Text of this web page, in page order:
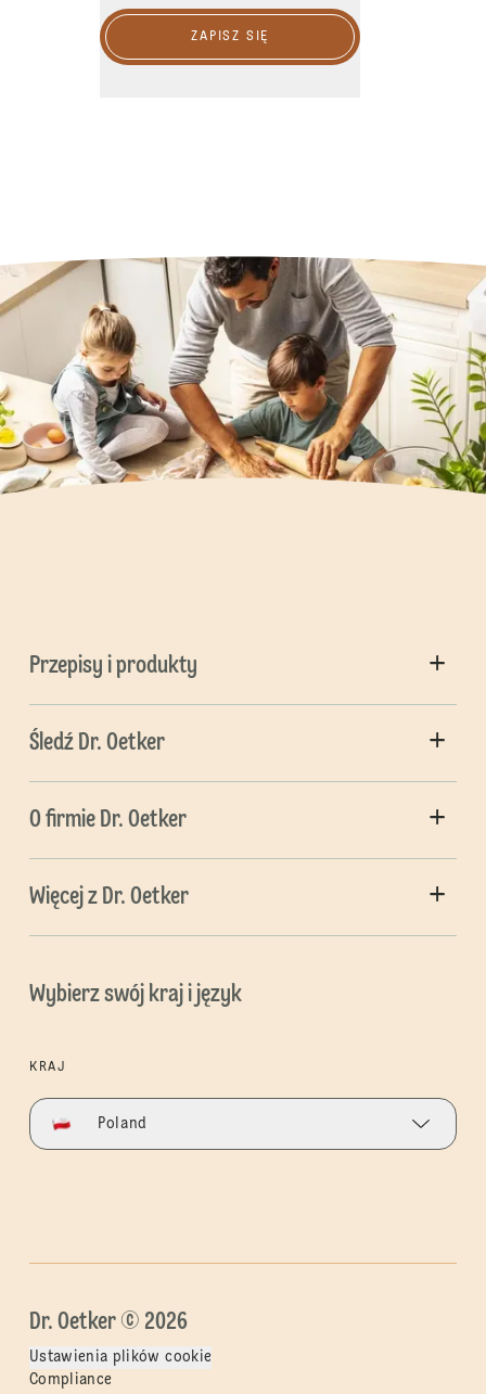
ZAPISZ SIĘ
Przepisy i produkty
Śledź Dr. Oetker
O firmie Dr. Oetker
Więcej z Dr. Oetker
Wybierz swój kraj i język
KRAJ
Poland
Dr. Oetker © 2026
Ustawienia plików cookie
Compliance